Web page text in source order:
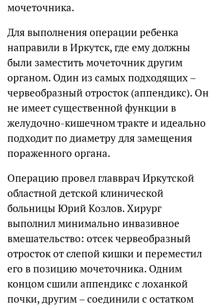
мочеточника.
Для выполнения операции ребенка
направили в Иркутск, где ему должны
были заместить мочеточник другим
органом. Один из самых подходящих –
червеобразный отросток (аппендикс). Он
не имеет существенной функции в
желудочно-кишечном тракте и идеально
подходит по диаметру для замещения
пораженного органа.
Операцию провел главврач Иркутской
областной детской клинической
больницы Юрий Козлов. Хирург
выполнил минимально инвазивное
вмешательство: отсек червеобразный
отросток от слепой кишки и переместил
его в позицию мочеточника. Одним
концом сшили аппендикс с лоханкой
почки, другим – соединили с остатком